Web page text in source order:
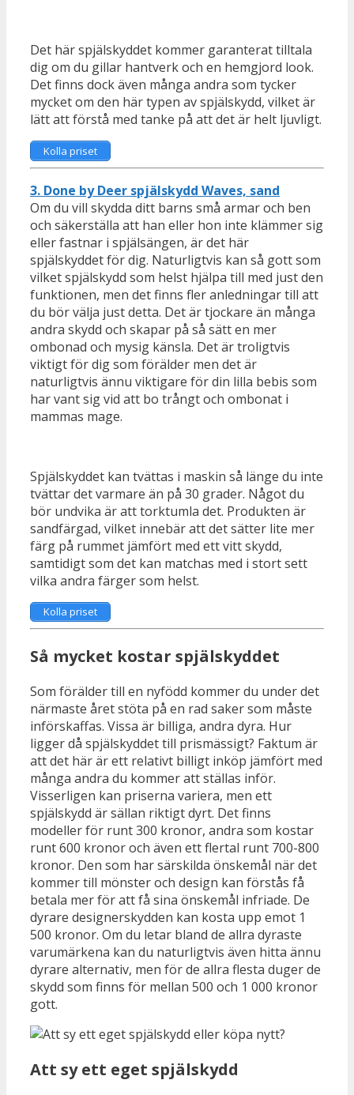
Det här spjälskyddet kommer garanterat tilltala
dig om du gillar hantverk och en hemgjord look.
Det finns dock även många andra som tycker
mycket om den här typen av spjälskydd, vilket är
lätt att förstå med tanke på att det är helt ljuvligt.
Kolla priset
3. Done by Deer spjälskydd Waves, sand
Om du vill skydda ditt barns små armar och ben
och säkerställa att han eller hon inte klämmer sig
eller fastnar i spjälsängen, är det här
spjälskyddet för dig. Naturligtvis kan så gott som
vilket spjälskydd som helst hjälpa till med just den
funktionen, men det finns fler anledningar till att
du bör välja just detta. Det är tjockare än många
andra skydd och skapar på så sätt en mer
ombonad och mysig känsla. Det är troligtvis
viktigt för dig som förälder men det är
naturligtvis ännu viktigare för din lilla bebis som
har vant sig vid att bo trångt och ombonat i
mammas mage.
Spjälskyddet kan tvättas i maskin så länge du inte
tvättar det varmare än på 30 grader. Något du
bör undvika är att torktumla det. Produkten är
sandfärgad, vilket innebär att det sätter lite mer
färg på rummet jämfört med ett vitt skydd,
samtidigt som det kan matchas med i stort sett
vilka andra färger som helst.
Kolla priset
Så mycket kostar spjälskyddet
Som förälder till en nyfödd kommer du under det
närmaste året stöta på en rad saker som måste
införskaffas. Vissa är billiga, andra dyra. Hur
ligger då spjälskyddet till prismässigt? Faktum är
att det här är ett relativt billigt inköp jämfört med
många andra du kommer att ställas inför.
Visserligen kan priserna variera, men ett
spjälskydd är sällan riktigt dyrt. Det finns
modeller för runt 300 kronor, andra som kostar
runt 600 kronor och även ett flertal runt 700-800
kronor. Den som har särskilda önskemål när det
kommer till mönster och design kan förstås få
betala mer för att få sina önskemål infriade. De
dyrare designerskydden kan kosta upp emot 1
500 kronor. Om du letar bland de allra dyraste
varumärkena kan du naturligtvis även hitta ännu
dyrare alternativ, men för de allra flesta duger de
skydd som finns för mellan 500 och 1 000 kronor
gott.
Att sy ett eget spjälskydd